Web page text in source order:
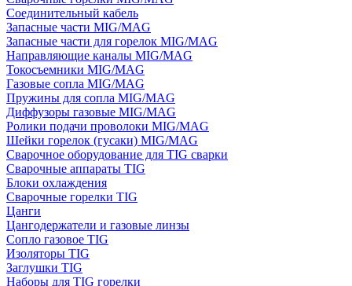
Соединительный кабель
Запасные части MIG/MAG
Запасные части для горелок MIG/MAG
Направляющие каналы MIG/MAG
Токосъемники MIG/MAG
Газовые сопла MIG/MAG
Пружины для сопла MIG/MAG
Диффузоры газовые MIG/MAG
Ролики подачи проволоки MIG/MAG
Шейки горелок (гусаки) MIG/MAG
Сварочное оборудование для TIG сварки
Сварочные аппараты TIG
Блоки охлаждения
Сварочные горелки TIG
Цанги
Цангодержатели и газовые линзы
Сопло газовое TIG
Изоляторы TIG
Заглушки TIG
Наборы для TIG горелки